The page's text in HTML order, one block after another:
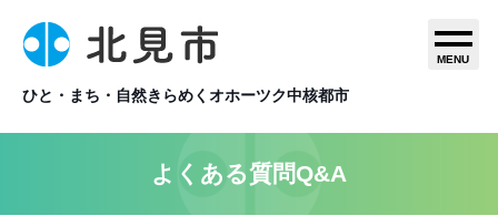
ひと・まち・自然きらめくオホーツク中核都市
MENU
よくある質問Q&A